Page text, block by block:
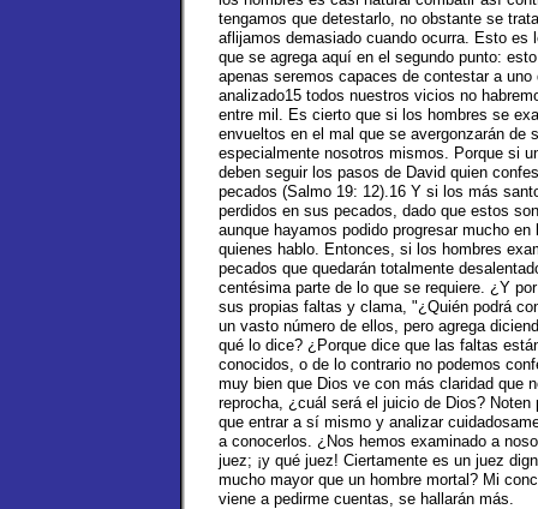
tengamos que detestarlo, no obstante se
aflijamos demasiado cuando ocurra. Esto es
que se agrega aquí en el segundo punto:
apenas seremos capaces de contestar a
analizado15 todos nuestros vicios no
entre mil. Es cierto que si los hombres se
envueltos en el mal que se avergonzarán
especialmente nosotros mismos. Porque si
deben seguir los pasos de David quien
pecados (Salmo 19: 12).16 Y si los más
perdidos en sus pecados, dado que estos
aunque hayamos podido progresar mucho
quienes hablo. Entonces, si los hombres
pecados que quedarán totalmente
centésima parte de lo que se requiere. ¿Y
sus propias faltas y clama, "¿Quién podrá
un vasto número de ellos, pero agrega
qué lo dice? ¿Porque dice que las faltas
conocidos, o de lo contrario no podemos
muy bien que Dios ve con más claridad que
reprocha, ¿cuál será el juicio de Dios?
que entrar a sí mismo y analizar
a conocerlos. ¿Nos hemos examinado a
juez; ¡y qué juez! Ciertamente es un juez
mucho mayor que un hombre mortal? Mi
viene a pedirme cuentas, se hallarán más.